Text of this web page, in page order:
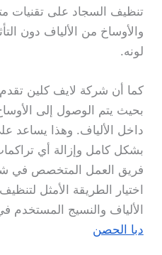
تنظيف السجاد على تقنيات
والأوساخ من الألياف دون
لونه.
كما أن شركة لايف كلين
بحيث يتم الوصول إلى
داخل الألياف. وهذا يساعد
بشكل كامل وإزالة أي
فريق العمل المتخصص في
اختيار الطريقة الأمثل
الألياف والنسيج المستخدم
دبا الحصن